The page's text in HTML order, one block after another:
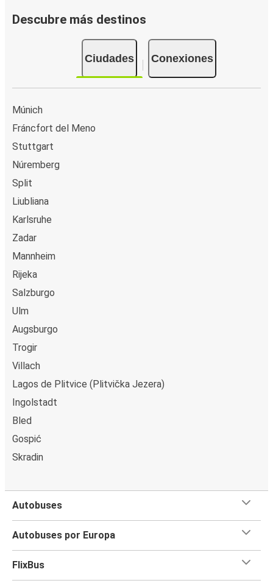
Descubre más destinos
Ciudades Conexiones
Múnich
Fráncfort del Meno
Stuttgart
Núremberg
Split
Liubliana
Karlsruhe
Zadar
Mannheim
Rijeka
Salzburgo
Ulm
Augsburgo
Trogir
Villach
Lagos de Plitvice (Plitvička Jezera)
Ingolstadt
Bled
Gospić
Skradin
Autobuses
Autobuses por Europa
FlixBus